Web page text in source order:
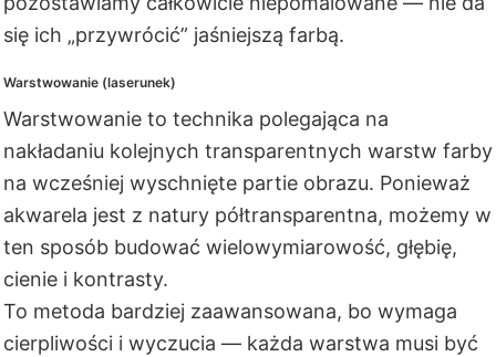
się ich „przywrócić” jaśniejszą farbą.
Warstwowanie (laserunek)
Warstwowanie to technika polegająca na
nakładaniu kolejnych transparentnych warstw farby
na wcześniej wyschnięte partie obrazu. Ponieważ
akwarela jest z natury półtransparentna, możemy w
ten sposób budować wielowymiarowość, głębię,
cienie i kontrasty.
To metoda bardziej zaawansowana, bo wymaga
cierpliwości i wyczucia — każda warstwa musi być